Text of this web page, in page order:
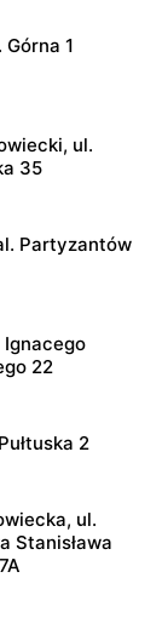
1
ul.
35
Partyzantów
Ignacego
22
2
ul.
Stanisława